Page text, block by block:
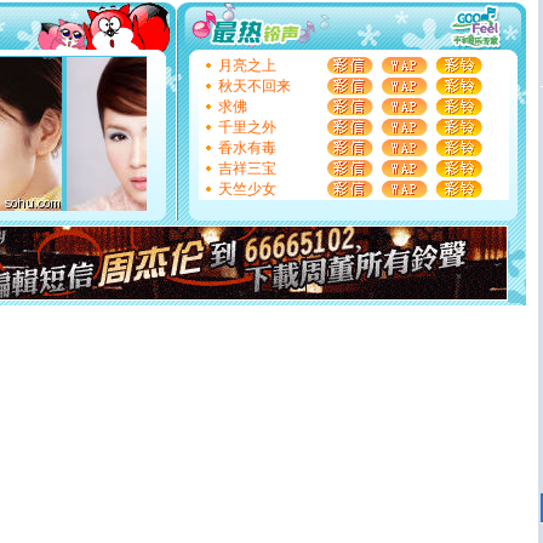
你太多，只有给你五千万：千万快乐！千万要健康！千万
要平安！千万要知足！千万不要忘记我！
[圣诞节]不只这样的日子才会想起你,而是这样的日子才
能正大光明地骚扰你,告诉你,圣诞要快乐!新年要快乐!天
天都要快乐噢!
[圣诞节]奉上一颗祝福的心,在这个特别的日子里,愿幸福,
如意,快乐,鲜花,一切美好的祝愿与你同在.圣诞快乐!
[元旦]
看到你我会触电；看不到你我要充电；没有你我会
断电。爱你是我职业，想你是我事业，抱你是我特长，吻
你是我专业！水晶之恋祝你新年快乐
[元旦] 如果上天让我许三个愿望，一是今生今世和你在一
起；二是再生再世和你在一起；三是三生三世和你不再分
离。水晶之恋祝你新年快乐
[元旦]当我狠下心扭头离去那一刻，你在我身后无助地哭
泣，这痛楚让我明白我多么爱你。我转身抱住你：这猪不
月亮之上
秋天不回来
求佛
千里之外
香水有毒
吉祥三宝
天竺少女